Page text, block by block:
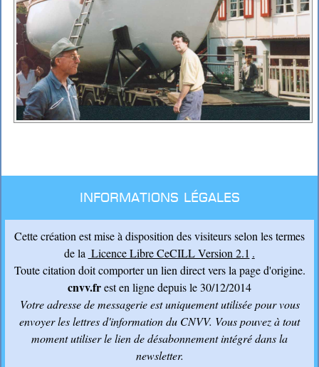
Informations légales
Cette création est mise à disposition des visiteurs selon les termes
de la Licence Libre CeCILL Version 2.1 .
Toute citation doit comporter un lien direct vers la page d'origine.
cnvv.frest en ligne depuis le 30/12/2014
Votre adresse de messagerie est uniquement utilisée pour vous
envoyer les lettres d'information du CNVV. Vous pouvez à tout
moment utiliser le lien de désabonnement intégré dans la
newsletter.